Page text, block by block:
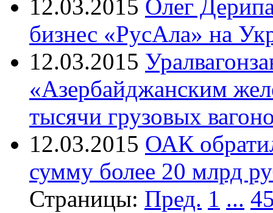
12.03.2015 Олег
бизнес «РусАла» на
12.03.2015
«Азербайджанским
тысячи грузовых
12.03.2015 ОАК
сумму более 20 млрд
Страницы: Пред. 1 ...